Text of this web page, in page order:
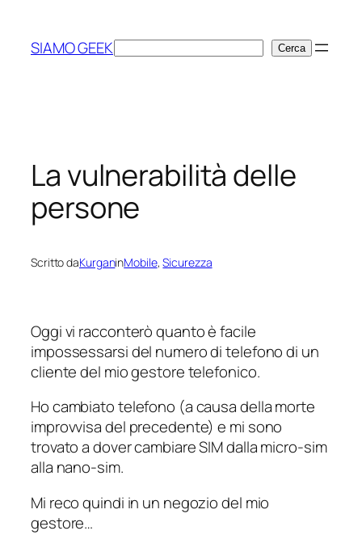
contenuto
SIAMO GEEKCerca Cerca
La vulnerabilità delle
persone
Scritto daKurganinMobile, Sicurezza
Oggi vi racconterò quanto è facile
impossessarsi del numero di telefono di un
cliente del mio gestore telefonico.
Ho cambiato telefono (a causa della morte
improvvisa del precedente) e mi sono
trovato a dover cambiare SIM dalla micro-sim
alla nano-sim.
Mi reco quindi in un negozio del mio
gestore…